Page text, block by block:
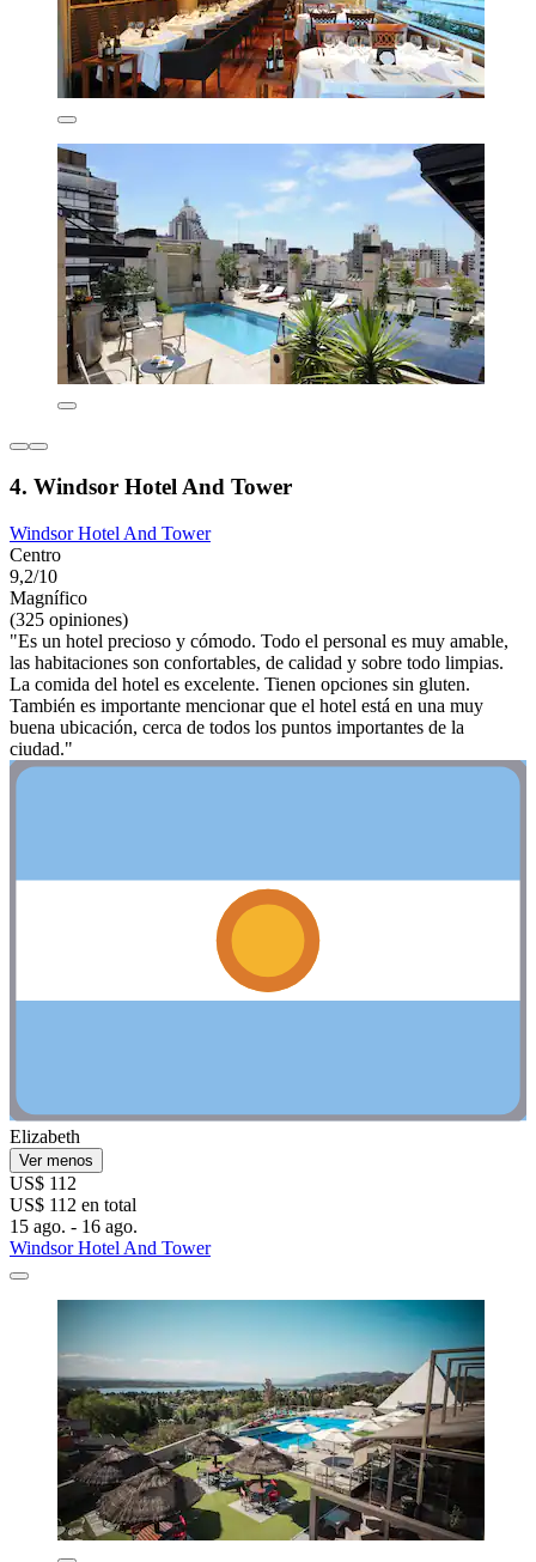
4. Windsor Hotel And Tower
Windsor Hotel And Tower
Centro
9,2/10
Magnífico
(325 opiniones)
"Es un hotel precioso y cómodo. Todo el personal es muy amable,
las habitaciones son confortables, de calidad y sobre todo limpias.
La comida del hotel es excelente. Tienen opciones sin gluten.
También es importante mencionar que el hotel está en una muy
buena ubicación, cerca de todos los puntos importantes de la
ciudad."
Elizabeth
Ver menos
US$ 112
US$ 112 en total
15 ago. - 16 ago.
Windsor Hotel And Tower